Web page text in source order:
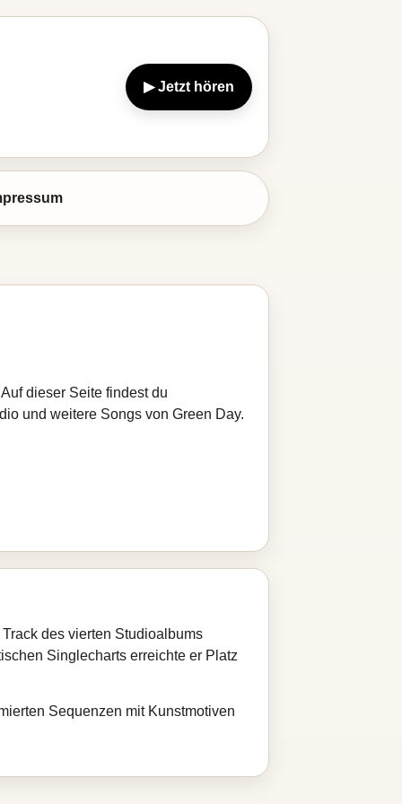
▶ Jetzt hören
dieser Seite findest du
und weitere Songs von Green Day.
des vierten Studioalbums
Singlecharts erreichte er Platz
Sequenzen mit Kunstmotiven